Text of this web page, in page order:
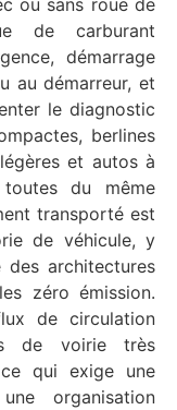
de carburant
démarrage
au démarreur, et
le diagnostic
berlines
et autos à
du même
transporté est
de véhicule, y
architectures
zéro émission.
de circulation
de voirie très
qui exige une
organisation